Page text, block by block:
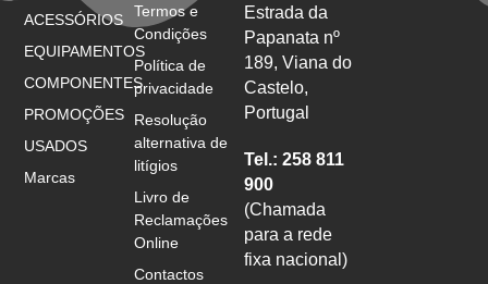
Estrada da
Papanata nº
189, Viana do
Castelo,
Portugal
Tel.: 258 811
900
(Chamada
para a rede
fixa nacional)
Termos e
Condições
Política de
privacidade
Resolução
alternativa de
litígios
Livro de
Reclamações
Online
Contactos
ACESSÓRIOS
EQUIPAMENTOS
COMPONENTES
PROMOÇÕES
USADOS
Marcas